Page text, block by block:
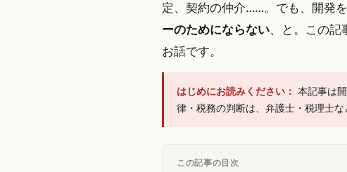
定、契約の仲介……。でも、開発
ーのためにならない、と。この記
お話です。
はじめにお読みください： 本記事は
律・税務の判断は、弁護士・税理士な
この記事の目次